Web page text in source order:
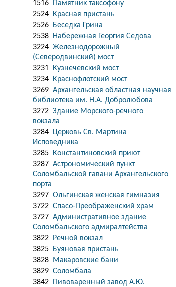
1516
Памятник таксофону
2524
Красная пристань
2526
Беседка Грина
2538
Набережная Георгия Седова
3224 Железнодорожный
(Северодвинский) мост
3231
Кузнечевский мост
3234
Краснофлотский мост
3269 Архангельская областная научная
библиотека им. Н.А. Добролюбова
3272 Здание Морского-речного
вокзала
3284
Церковь Св. Мартина
Исповедника
3285
Константиновский приют
3287 Астрономический пункт
Соломбальской гавани Архангельского
порта
3297 Ольгинская женская гимназия
3722 Спасо-Преображенский храм
3727 Административное здание
Соломбальского адмиралтейства
3822
Речной вокзал
3825
Буяновая пристань
3828
Макаровские бани
3829 Соломбала
3842
Пивоваренный завод А.Ю.